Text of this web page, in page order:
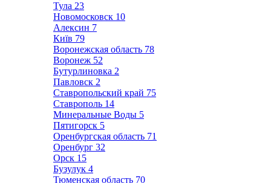
Тула 23
Новомосковск 10
Алексин 7
Київ 79
Воронежская область 78
Воронеж 52
Бутурлиновка 2
Павловск 2
Ставропольский край 75
Ставрополь 14
Минеральные Воды 5
Пятигорск 5
Оренбургская область 71
Оренбург 32
Орск 15
Бузулук 4
Тюменская область 70